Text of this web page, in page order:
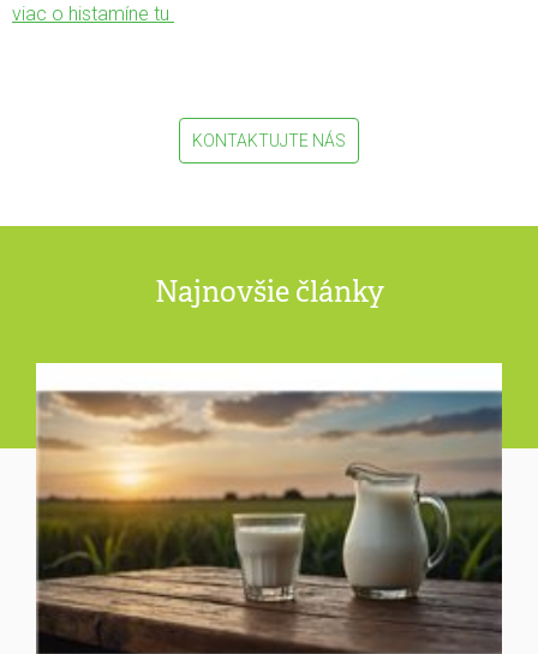
viac o histamíne tu
KONTAKTUJTE NÁS
Najnovšie články